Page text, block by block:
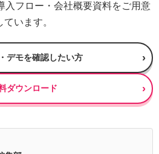
入フロー・会社概要資料をご用意
ています。
デモを確認したい方
ダウンロード